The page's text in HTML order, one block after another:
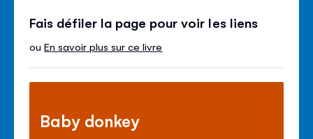
Fais défiler la page pour voir les liens
ouEn savoir plus sur ce livre
Baby donkey